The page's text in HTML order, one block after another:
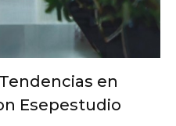
en
Esepestudio